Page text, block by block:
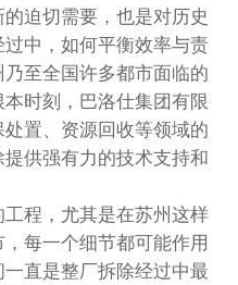
迫切需要，也是对历史
中，如何平衡效率与责
至全国许多都市面临的
时刻，巴洛仕集团有限
置、资源回收等领域的
供强有力的技术支持和
程，尤其是在苏州这样
每一个细节都可能作用
直是整厂拆除经过中最